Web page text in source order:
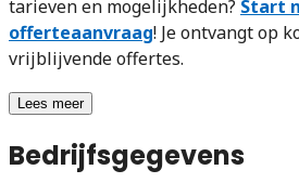
tarieven en mogelijkheden? Start
offerteaanvraag! Je ontvangt op
vrijblijvende offertes.
Lees meer
Bedrijfsgegevens